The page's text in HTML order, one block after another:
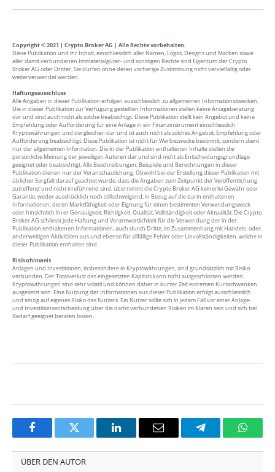
Copyright © 2021 | Crypto Broker AG | Alle Rechte vorbehalten.
Diese Publikation und ihr Inhalt, einschliesslich aller Namen, Logos, Designs und Marken sowie
aller damit verbundenen Immaterialgüter- und sonstigen Rechte sind Eigentum der Crypto
Broker AG oder Dritter. Sie dürfen ohne deren vorherige Zustimmung nicht vervielfältig oder
weiterverwendet werden.
Haftungsausschluss
Alle Angaben in dieser Publikation erfolgen ausschliesslich zu allgemeinen Informationszwecken.
Die in dieser Publikation zur Verfügung gestellten Informationen stellen keine Anlageberatung
dar und sind auch nicht als solche beabsichtigt. Diese Publikation stellt kein Angebot und keine
Empfehlung oder Aufforderung für eine Anlage in ein Finanzinstrument einschliesslich
Kryptowährungen und dergleichen dar und ist auch nicht als solches Angebot, Empfehlung oder
Aufforderung beabsichtigt. Diese Publikation ist nicht für Werbezwecke bestimmt, sondern dient
nur der allgemeinen Information. Die in der Publikation enthaltenen Inhalte stellen die
persönliche Meinung der jeweiligen Autoren dar und sind nicht als Entscheidungsgrundlage
geeignet oder beabsichtigt. Alle Beschreibungen, Beispiele und Berechnungen in dieser
Publikation dienen nur der Veranschaulichung. Obwohl bei der Erstellung dieser Publikation mit
üblicher Sorgfalt darauf geachtet wurde, dass die Angaben zum Zeitpunkt der Veröffentlichung
zutreffend und nicht irreführend sind, übernimmt die Crypto Broker AG keinerlei Gewähr oder
Garantie, weder ausdrücklich noch stillschweigend, in Bezug auf die darin enthaltenen
Informationen, deren Marktfähigkeit oder Eignung für einen bestimmten Verwendungsweck
oder hinsichtlich ihrer Genauigkeit, Richtigkeit, Qualität, Vollständigkeit oder Aktualität. Die Crypto
Broker AG schliesst jede Haftung und Verantwortlichkeit für die Verwendung der in der
Publikation enthaltenen Informationen, auch durch Dritte, im Zusammenhang mit Handels- oder
anderweitigen Aktivitäten aus und ebenso für allfällige Fehler oder Unvollständigkeiten, welche in
dieser Publikation enthalten sind.
Risikohinweis
Anlagen und Investitionen, insbesondere in Kryptowährungen, sind grundsätzlich mit Risiko
verbunden. Der Totalverlust des eingesetzten Kapitals kann nicht ausgeschlossen werden.
Kryptowährungen sind sehr volatil und können daher in kurzer Zeit extremen Kursschwanken
ausgesetzt sein. Eine Nutzung der Informationen aus dieser Publikation erfolgt ausschliesslich
und einzig auf eigenes Risiko des Nutzers. Ein Nutzer sollte sich in jedem Fall vor einer Anlage-
und Investitionsentscheidung über die damit verbundenen Risiken im Klaren sein und sich bei
Bedarf geeignet beraten lassen.
FacebookTwitter LinkedInEmail Telegram
ÜBER DEN AUTOR